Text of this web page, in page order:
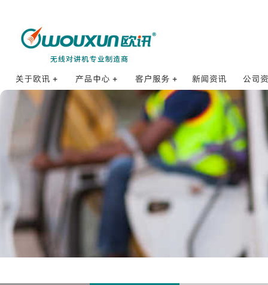
公司简介
招贤纳士
企业荣誉
海事对讲机
打点对讲机
数字对讲机
公网对讲机
业余对讲机
专业对讲机
订购方式
销售网络
销售服务
售后服务
使用体验
常见问题FAQ